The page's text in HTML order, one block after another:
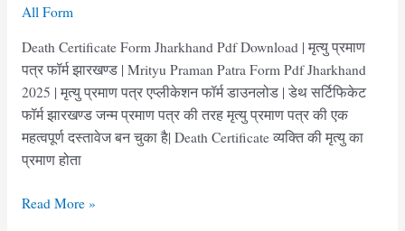
|
Certificate
Form
MP
pdf
All Form
Death Certificate Form Jharkhand Pdf Download | मृत्यु प्रमाण
पत्र फॉर्म झारखण्ड | Mrityu Praman Patra Form Pdf Jharkhand
2025 | मृत्यु प्रमाण पत्र एप्लीकेशन फॉर्म डाउनलोड | डेथ सर्टिफिकेट
फॉर्म झारखण्ड जन्म प्रमाण पत्र की तरह मृत्यु प्रमाण पत्र की एक
महत्वपूर्ण दस्तावेज बन चुका है| Death Certificate व्यक्ति की मृत्यु का
प्रमाण होता
मृत्यु
Read More »